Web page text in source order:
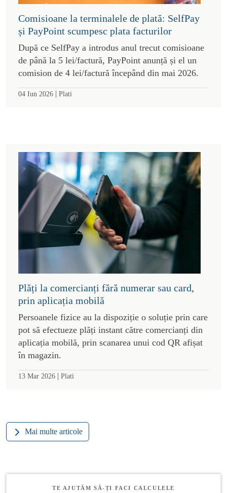
Comisioane la terminalele de plată: SelfPay
și PayPoint scumpesc plata facturilor
După ce SelfPay a introdus anul trecut comisioane
de până la 5 lei/factură, PayPoint anunță și el un
comision de 4 lei/factură începând din mai 2026.
04 Iun 2026 | Plati
Plăți la comercianți fără numerar sau card,
prin aplicația mobilă
Persoanele fizice au la dispoziție o soluție prin care
pot să efectueze plăți instant către comercianți din
aplicația mobilă, prin scanarea unui cod QR afișat
în magazin.
13 Mar 2026 | Plati
Mai multe articole
TE AJUTĂM SĂ-ȚI FACI CALCULELE